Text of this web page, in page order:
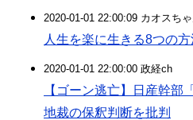
2020-01-01 22:00:09 カオスち
人生を楽に生きる8つの
2020-01-01 22:00:00 政経ch
【ゴーン逃亡】日産幹
地裁の保釈判断を批判